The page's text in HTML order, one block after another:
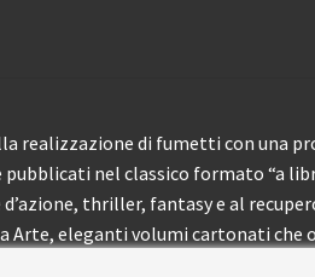
realizzazione di fumetti con una
nel classico formato “a
thriller, fantasy e al
Arte, eleganti volumi cartonati